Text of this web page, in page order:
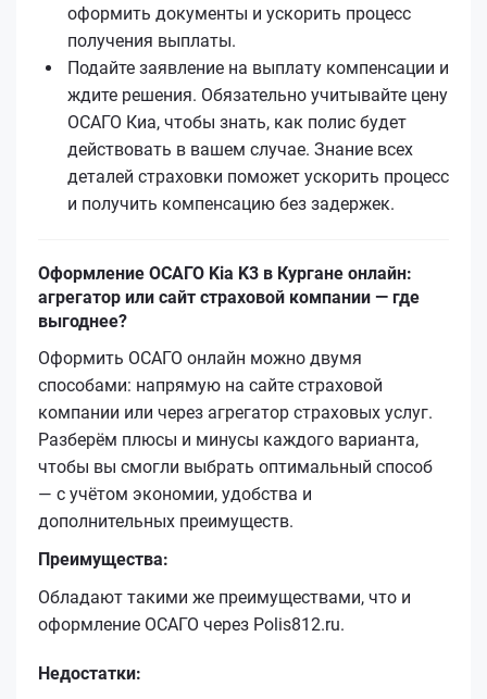
оформить документы и ускорить процесс
получения выплаты.
Подайте заявление на выплату компенсации и
ждите решения. Обязательно учитывайте цену
ОСАГО Киа, чтобы знать, как полис будет
действовать в вашем случае. Знание всех
деталей страховки поможет ускорить процесс
и получить компенсацию без задержек.
Оформление ОСАГО Kia K3 в Кургане онлайн:
агрегатор или сайт страховой компании — где
выгоднее?
Оформить ОСАГО онлайн можно двумя
способами: напрямую на сайте страховой
компании или через агрегатор страховых услуг.
Разберём плюсы и минусы каждого варианта,
чтобы вы смогли выбрать оптимальный способ
— с учётом экономии, удобства и
дополнительных преимуществ.
Преимущества:
Обладают такими же преимуществами, что и
оформление ОСАГО через Polis812.ru.
Недостатки: